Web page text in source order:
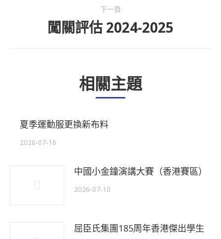
下一頁
下
主
題
闖關評估 2024-2025
相關主題
夏季運動服更換新布料
2026-07-16
中國小金鐘演講大賽（香港賽區）
2026-07-10
屈臣氏集團185周年香港傑出學生